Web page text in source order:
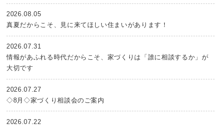
2026.08.05
真夏だからこそ、見に来てほしい住まいがあります！
2026.07.31
情報があふれる時代だからこそ、家づくりは「誰に相談するか」が
大切です
2026.07.27
◇8月◇家づくり相談会のご案内
2026.07.22